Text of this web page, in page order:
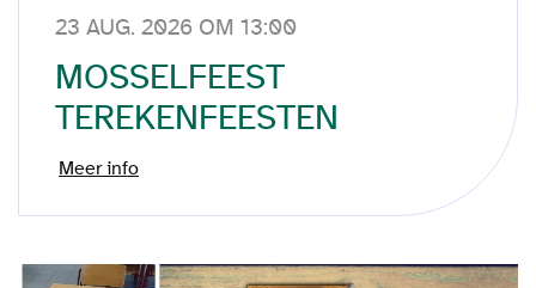
23 AUG. 2026 OM 13:00
MOSSELFEEST
TEREKENFEESTEN
Meer info